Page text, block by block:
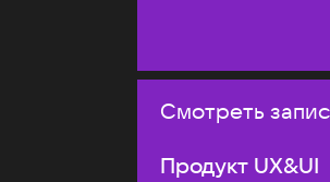
Смотреть
Продукт UX&UI